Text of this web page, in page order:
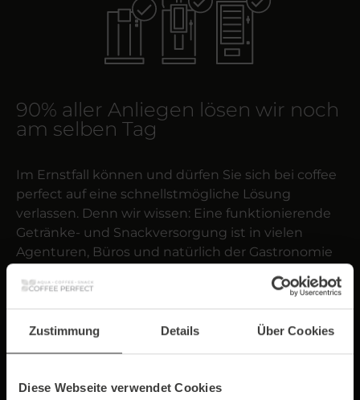
Zustimmung Details Über Cookies
Diese Webseite verwendet Cookies
90% aller Anliegen lösen wir noch
am selben Tag
Im Ernstfall können und dürfen Sie sich bei coffee
perfect auf eine schnellstmögliche Lösung
verlassen. Denn wir wissen: Eine funktionierende
Getränke- und Snackversorgung ist in vielen
Agenturen, Büros und natürlich der Gastronomie
Unser bewährtes Vorgehen:
Sie rufen an und werden direkt mit einem
erfahrenen Servicetechniker verbunden, dem